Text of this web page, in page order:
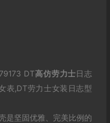
DT高仿劳力士日志
表,DT劳力士女装日志型
坚固优雅、完美比例的